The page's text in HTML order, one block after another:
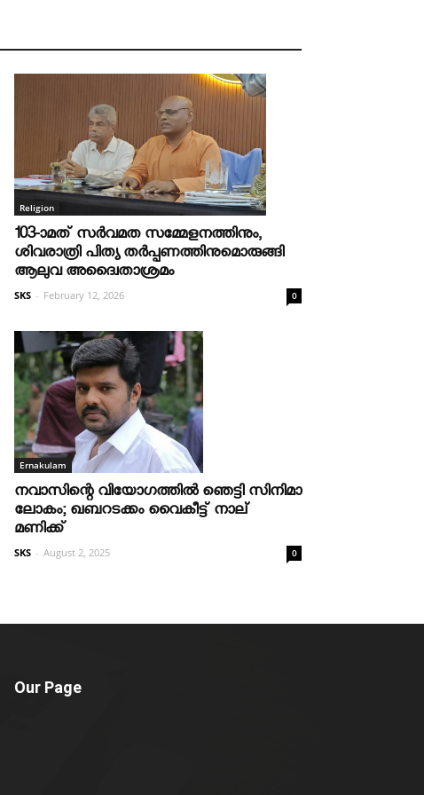
Religion
103-ാമത് സർവമത സമ്മേളനത്തിനും,
ശിവരാത്രി പിത്യ തർപ്പണത്തിനുമൊരുങ്ങി
ആലുവ അദ്വൈതാശ്രമം
SKS - February 12, 2026 0
Ernakulam
നവാസിന്റെ വിയോഗത്തില്‍ ഞെട്ടി സിനിമാ
ലോകം; ഖബറടക്കം വൈകീട്ട് നാല്
മണിക്ക്
SKS - August 2, 2025 0
Our Page